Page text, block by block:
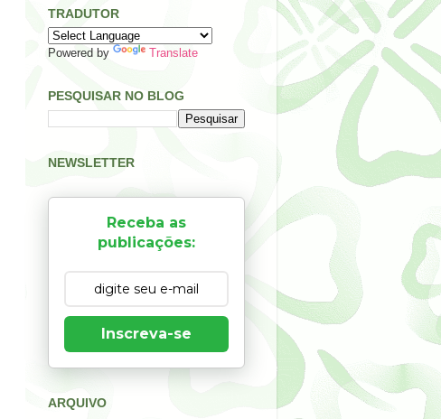
TRADUTOR
Powered by Translate
PESQUISAR NO BLOG
NEWSLETTER
Receba as
publicações:
Inscreva-se
ARQUIVO